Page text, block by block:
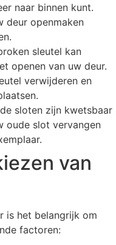
naar binnen kunt.
deur openmaken
sleutel kan
openen van uw deur.
verwijderen en
sloten zijn kwetsbaar
oude slot vervangen
van
is het belangrijk om
factoren: